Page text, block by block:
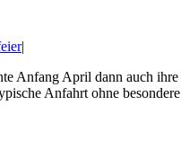
|
Anfang April dann auch
Anfahrt ohne